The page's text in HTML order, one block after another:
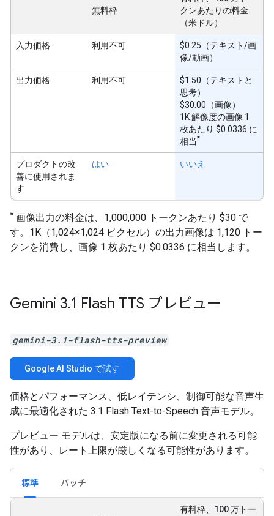
無料枠
クンあたりの料金
（米ドル）
入力価格 利用不可
$0.25（テキスト/画
像/動画）
出力価格 利用不可
$1.50（テキストと
思考）
$30.00（画像）
1K 解像度の画像 1
枚あたり $0.0336 に
相当*
プロダクトの改
善に使用されま
す
はい いいえ
* 画像出力の料金は、1,000,000 トークンあたり $30 で
す。1K（1,024×1,024 ピクセル）の出力画像は 1,120 トー
クンを消費し、画像 1 枚あたり $0.0336 に相当します。
Gemini 3.1 Flash TTS プレビュー
gemini-3.1-flash-tts-preview
Google AI Studio で試す
価格とパフォーマンス、低レイテンシ、制御可能な音声生
成に最適化された 3.1 Flash Text-to-Speech 音声モデル。
プレビュー モデルは、安定版になる前に変更される可能
性があり、レート上限が厳しくなる可能性があります。
標準 バッチ
有料枠、100 万トー